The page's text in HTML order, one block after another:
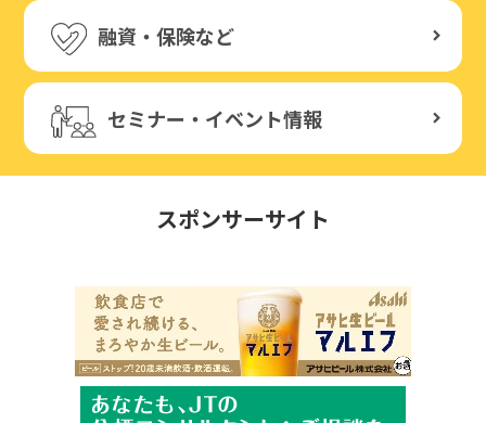
融資・保険など
セミナー・イベント情報
スポンサーサイト